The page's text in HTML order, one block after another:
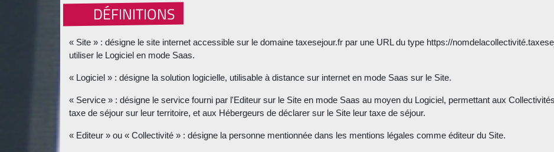
DÉFINITIONS
« Site » : désigne le site internet accessible sur le domaine taxesejour.fr par une URL du type https://
utiliser le Logiciel en mode Saas.
« Logiciel » : désigne la solution logicielle, utilisable à distance sur internet en mode Saas sur le Site.
« Service » : désigne le service fourni par l'Editeur sur le Site en mode Saas au moyen du Logiciel, permettant aux
taxe de séjour sur leur territoire, et aux Hébergeurs de déclarer sur le Site leur taxe de séjour.
« Editeur » ou « Collectivité » : désigne la personne mentionnée dans les mentions légales comme éditeur du Site.